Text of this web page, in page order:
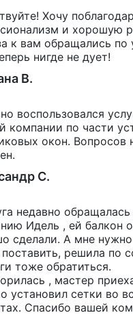
Хочу
и хорошую
к вам обращались по
нигде не дует!
В.
воспользовался
компании по части
окон. Вопросов
С.
недавно обращалась
Идель , ей балкон
сделали. А мне
решила по
тоже обратиться.
, мастер
установил сетки во
Спасибо вашей